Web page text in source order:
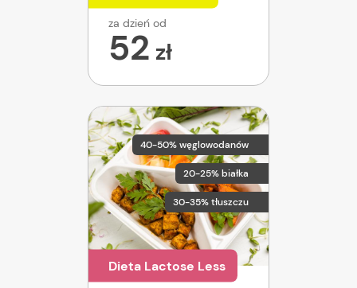
za dzień od
52 zł
40-50% węglowodanów
20-25% białka
30-35% tłuszczu
Dieta Lactose Less